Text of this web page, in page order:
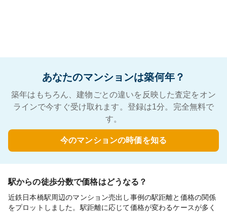
あなたのマンションは築何年？
築年はもちろん、建物ごとの違いを反映した査定をオン
ラインで今すぐ受け取れます。登録は1分。完全無料で
す。
今のマンションの時価を知る
駅からの徒歩分数で価格はどうなる？
近鉄日本橋駅周辺のマンション売出し事例の駅距離と価格の関係
をプロットしました。駅距離に応じて価格が変わるケースが多く